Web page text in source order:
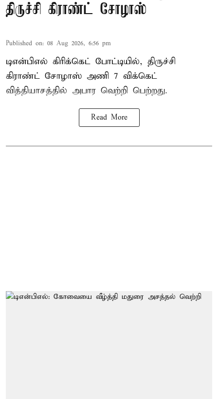
திருச்சி கிராண்ட் சோழாஸ்
Published on: 08 Aug 2026, 6:56 pm
டிஎன்பிஎல் கிரிக்கெட் போட்டியில், திருச்சி
கிராண்ட் சோழாஸ் அணி 7 விக்கெட்
வித்தியாசத்தில் அபார வெற்றி பெற்றது.
Read More